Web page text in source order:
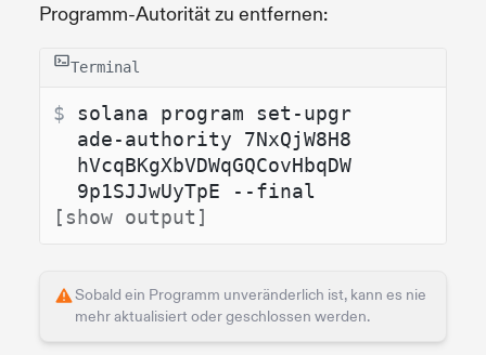
Programm-Autorität zu entfernen:
Terminal
$ solana program set-upgr
ade-authority 7NxQjW8H8
hVcqBKgXbVDWqGQCovHbqDW
9p1SJJwUyTpE --final
[show output]
Sobald ein Programm unveränderlich ist, kann es nie
mehr aktualisiert oder geschlossen werden.